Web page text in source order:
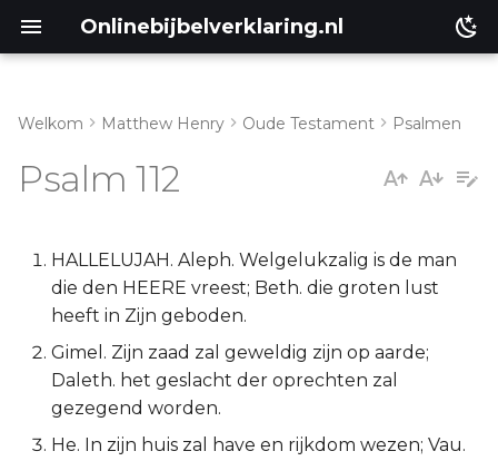
Onlinebijbelverklaring.nl
Psalm 112:6-10
Lukas
Johannes
Handelingen
Romeinen
Welkom Matthew Henry Oude Testament Psalmen
Psalm 112
HALLELUJAH. Aleph. Welgelukzalig is de man
die den HEERE vreest; Beth. die groten lust
heeft in Zijn geboden.
Gimel. Zijn zaad zal geweldig zijn op aarde;
Daleth. het geslacht der oprechten zal
gezegend worden.
He. In zijn huis zal have en rijkdom wezen; Vau.